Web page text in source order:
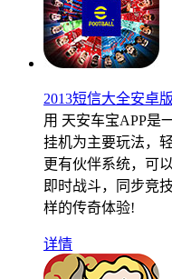
2013短信大全安卓
用 天安车宝APP是
挂机为主要玩法，
更有伙伴系统，可
即时战斗，同步竞
样的传奇体验!
详情